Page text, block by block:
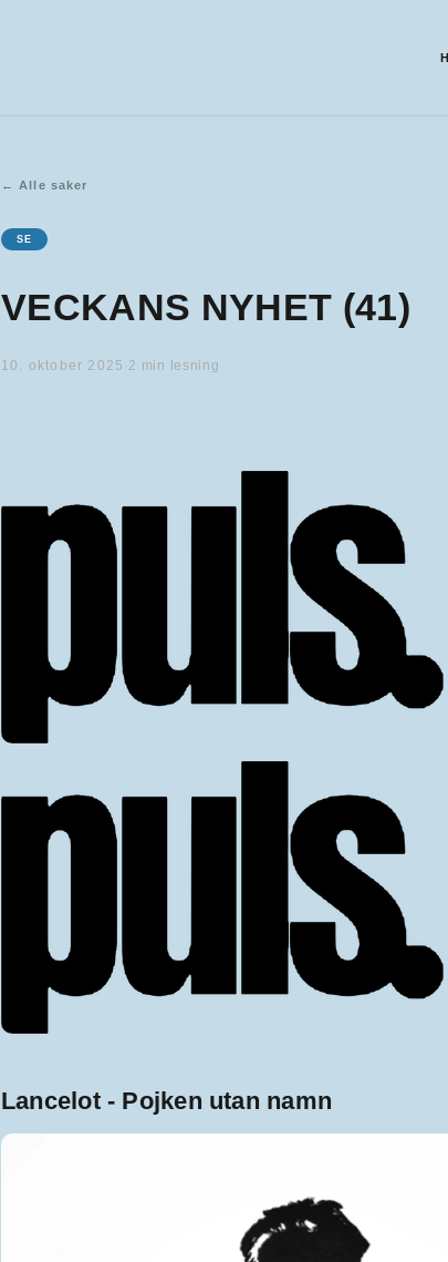
← Alle saker
SE
VECKANS NYHET (41)
10. oktober 2025 ·2 min lesning
Lancelot - Pojken utan namn